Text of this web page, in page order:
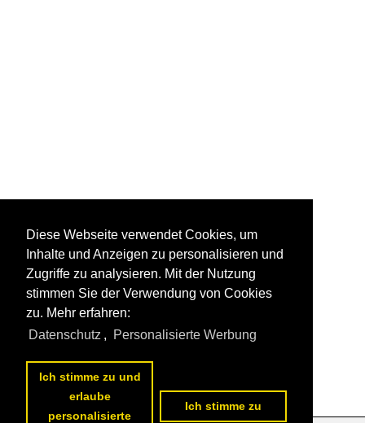
Diese Webseite verwendet Cookies, um
Inhalte und Anzeigen zu personalisieren und
Zugriffe zu analysieren. Mit der Nutzung
stimmen Sie der Verwendung von Cookies
zu. Mehr erfahren:
Datenschutz , Personalisierte Werbung
Ich stimme zu und
erlaube
personalisierte
Ich stimme zu